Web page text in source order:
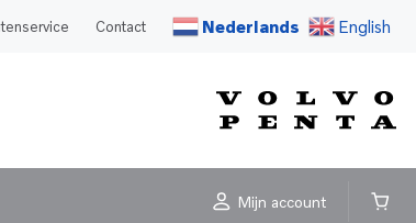
Contact Nederlands English
Mijn account